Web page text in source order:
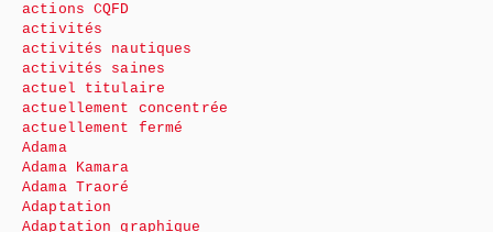
actions CQFD
activités
activités nautiques
activités saines
actuel titulaire
actuellement concentrée
actuellement fermé
Adama
Adama Kamara
Adama Traoré
Adaptation
Adaptation graphique